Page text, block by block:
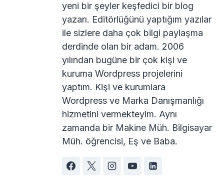
yeni bir şeyler keşfedici bir blog
yazarı. Editörlüğünü yaptığım yazılar
ile sizlere daha çok bilgi paylaşma
derdinde olan bir adam. 2006
yılından bugüne bir çok kişi ve
kuruma Wordpress projelerini
yaptım. Kişi ve kurumlara
Wordpress ve Marka Danışmanlığı
hizmetini vermekteyim. Aynı
zamanda bir Makine Müh. Bilgisayar
Müh. öğrencisi, Eş ve Baba.